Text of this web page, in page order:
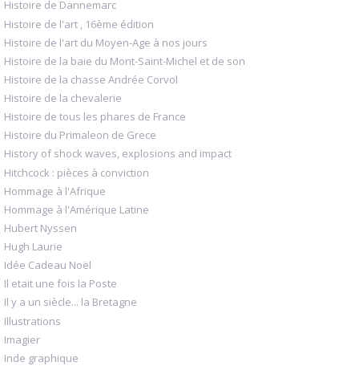
Histoire de Dannemarc
Histoire de l'art , 16ème édition
Histoire de l'art du Moyen-Age à nos jours
Histoire de la baie du Mont-Saint-Michel et de son
Histoire de la chasse Andrée Corvol
Histoire de la chevalerie
Histoire de tous les phares de France
Histoire du Primaleon de Grece
History of shock waves, explosions and impact
Hitchcock : pièces à conviction
Hommage à l'Afrique
Hommage à l'Amérique Latine
Hubert Nyssen
Hugh Laurie
Idée Cadeau Noël
Il etait une fois la Poste
Il y a un siècle... la Bretagne
Illustrations
Imagier
Inde graphique